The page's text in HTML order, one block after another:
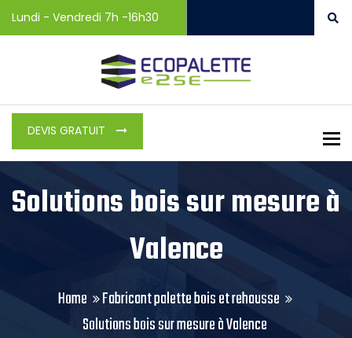
Lundi - Vendredi 7h -16h30
DEVIS GRATUIT
Solutions bois sur mesure à
Valence
Home
Fabricant palette bois et rehausse
Solutions bois sur mesure à Valence